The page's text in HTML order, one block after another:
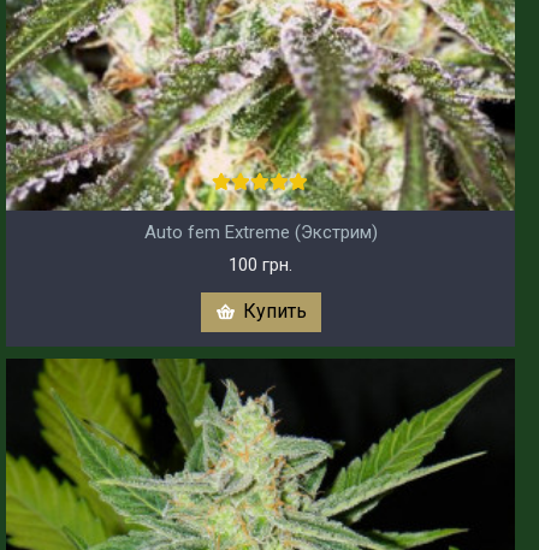
Auto fem Extreme (Экстрим)
100 грн.
Купить